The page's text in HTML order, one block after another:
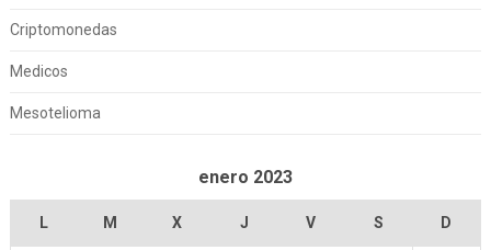
Criptomonedas
Medicos
Mesotelioma
enero 2023
L M X J V S D